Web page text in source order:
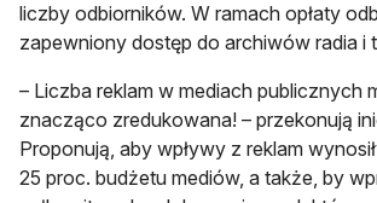
liczby odbiorników. W ramach opłaty
zapewniony dostęp do archiwów radia i
– Liczba reklam w mediach publicznych
znacząco zredukowana! – przekonują
Proponują, aby wpływy z reklam
25 proc. budżetu mediów, a także, by